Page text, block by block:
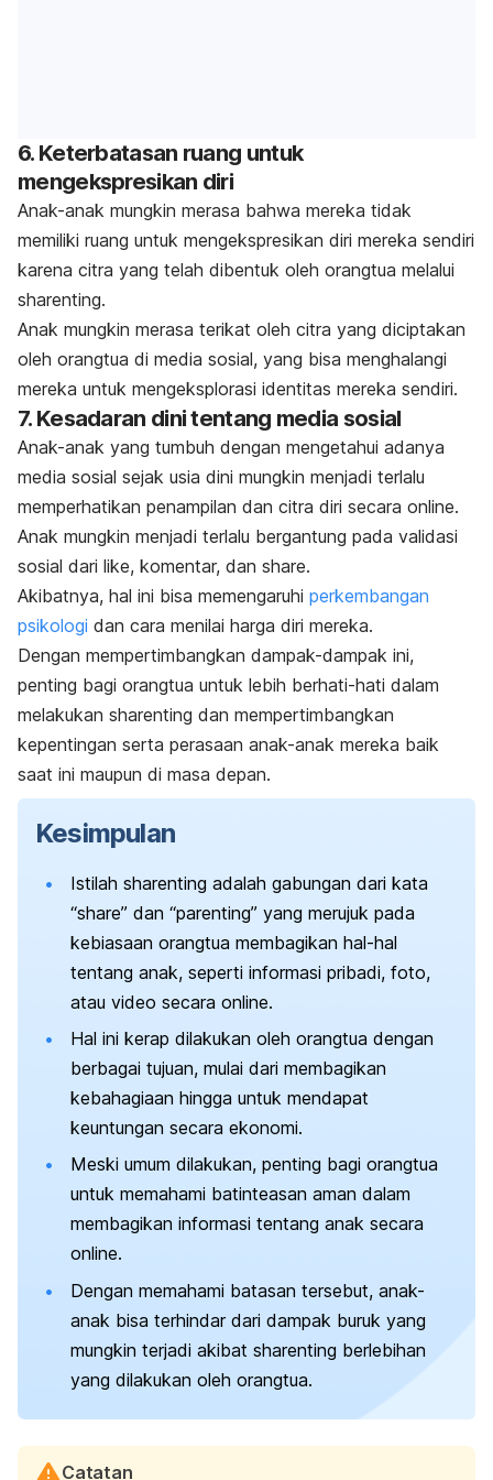
6. Keterbatasan ruang untuk
mengekspresikan diri
Anak-anak mungkin merasa bahwa mereka tidak
memiliki ruang untuk mengekspresikan diri mereka sendiri
karena citra yang telah dibentuk oleh orangtua melalui
sharenting.
Anak mungkin merasa terikat oleh citra yang diciptakan
oleh orangtua di media sosial, yang bisa menghalangi
mereka untuk mengeksplorasi identitas mereka sendiri.
7. Kesadaran dini tentang media sosial
Anak-anak yang tumbuh dengan mengetahui adanya
media sosial sejak usia dini mungkin menjadi terlalu
memperhatikan penampilan dan citra diri secara online.
Anak mungkin menjadi terlalu bergantung pada validasi
sosial dari like, komentar, dan share.
Akibatnya, hal ini bisa memengaruhi perkembangan
psikologi dan cara menilai harga diri mereka.
Dengan mempertimbangkan dampak-dampak ini,
penting bagi orangtua untuk lebih berhati-hati dalam
melakukan sharenting dan mempertimbangkan
kepentingan serta perasaan anak-anak mereka baik
saat ini maupun di masa depan.
Kesimpulan
Istilah sharenting adalah gabungan dari kata
“share” dan “parenting” yang merujuk pada
kebiasaan orangtua membagikan hal-hal
tentang anak, seperti informasi pribadi, foto,
atau video secara online.
Hal ini kerap dilakukan oleh orangtua dengan
berbagai tujuan, mulai dari membagikan
kebahagiaan hingga untuk mendapat
keuntungan secara ekonomi.
Meski umum dilakukan, penting bagi orangtua
untuk memahami batinteasan aman dalam
membagikan informasi tentang anak secara
online.
Dengan memahami batasan tersebut, anak-
anak bisa terhindar dari dampak buruk yang
mungkin terjadi akibat sharenting berlebihan
yang dilakukan oleh orangtua.
Catatan